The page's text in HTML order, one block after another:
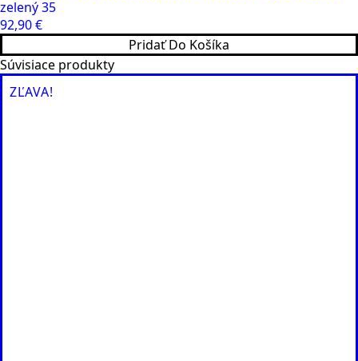
zelený 35
92,90€
Pridať Do Košíka
Súvisiace produkty
ZĽAVA!